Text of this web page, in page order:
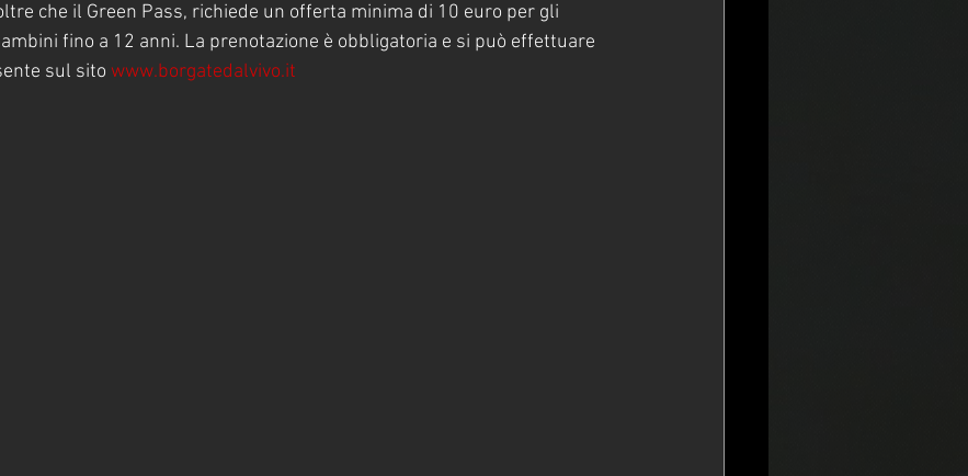
che il Green Pass, richiede un offerta minima di 10 euro per gli
fino a 12 anni. La prenotazione è obbligatoria e si può effettuare
sul sito www.borgatedalvivo.it